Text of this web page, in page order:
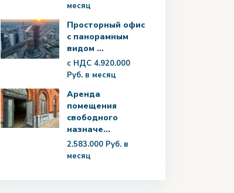
месяц
Просторный офис
с панорамным
видом ...
с НДС 4.920.000
Руб. в месяц
Аренда
помещения
свободного
назначе...
2.583.000 Руб. в
месяц